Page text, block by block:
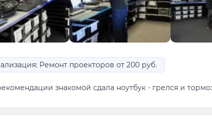
Ремонт проекторов от 200 руб.
знакомой сдала ноутбук - грелся и